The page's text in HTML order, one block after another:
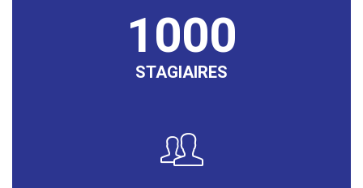
1000
STAGIAIRES